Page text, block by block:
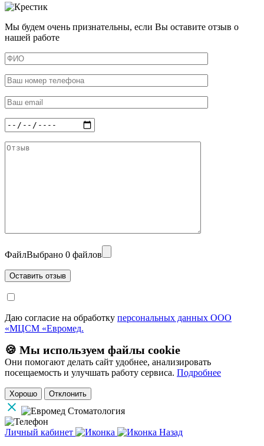
Мы будем очень признательны, если Вы оставите отзыв о
нашей работе
ФайлВыбрано 0 файлов
Даю согласие на обработку персональных данных ООО
«МЦСМ «Евромед.
🍪 Мы используем файлы cookie
Они помогают делать сайт удобнее, анализировать
посещаемость и улучшать работу сервиса. Подробнее
Хорошо Отклонить
Личный кабинет
Назад